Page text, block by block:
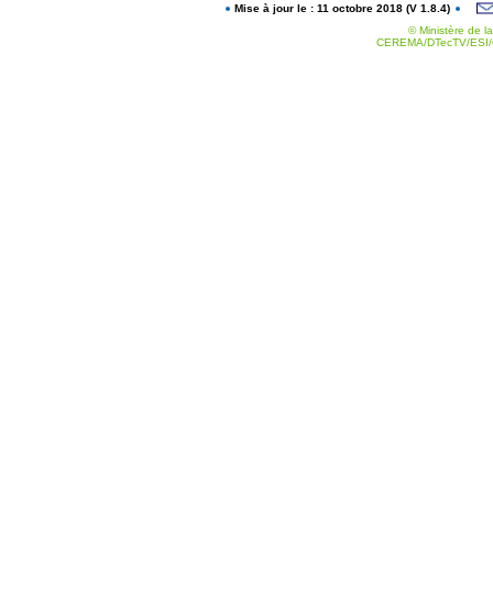
Mise à jour le : 11 octobre 2018 (V 1.8.4)
© Ministère de
CEREMA/DTecTV/